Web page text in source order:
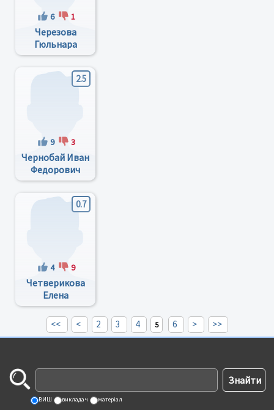
6 1
Черезова
Гюльнара
Анверовна
2.5
9 3
Чернобай Иван
Федорович
0.7
4 9
Четверикова
Елена
Роальдовна
<< < 2 3 4 5 6 > >>
ВИШ викладач матеріал